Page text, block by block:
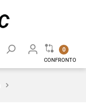
0
CONFRONTO